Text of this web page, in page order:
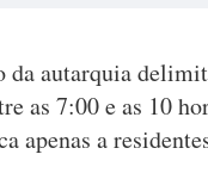
da autarquia
as 7:00 e as 10
apenas a